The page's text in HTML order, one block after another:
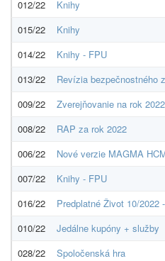
012/22
Knihy
015/22
Knihy
014/22
Knihy - FPU
013/22
Revízia bezpečnostného
009/22
Zverejňovanie na rok 2022
008/22
RAP za rok 2022
006/22
Nové verzie MAGMA
007/22
Knihy - FPU
016/22
Predplatné Život 10/2022
010/22
Jedálne kupóny + služby
028/22
Spoločenská hra